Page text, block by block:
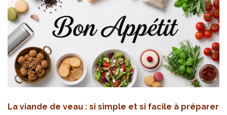
La viande de veau : si simple et si facile à préparer